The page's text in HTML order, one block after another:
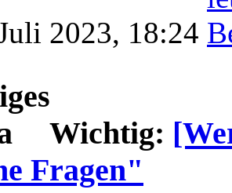
2023, 18:24
Wichtig:
Fragen"